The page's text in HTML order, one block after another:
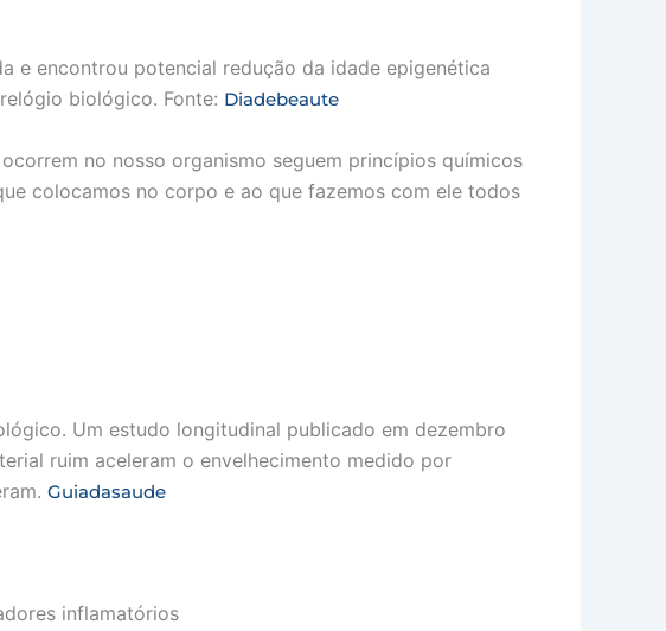
e encontrou potencial redução da idade epigenética
biológico. Fonte: Diadebeaute
no nosso organismo seguem princípios químicos
colocamos no corpo e ao que fazemos com ele todos
Um estudo longitudinal publicado em dezembro
ruim aceleram o envelhecimento medido por
Guiadasaude
inflamatórios